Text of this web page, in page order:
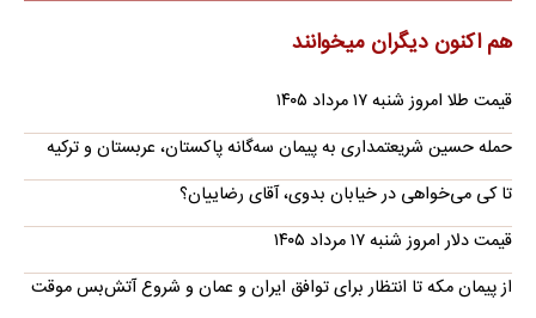
هم اکنون دیگران میخوانند
قیمت طلا امروز شنبه ۱۷ مرداد ۱۴۰۵
حمله حسین شریعتمداری به پیمان سه‌گانه پاکستان، عربستان و ترکیه
تا کی می‌خواهی در خیابان بدوی، آقای رضاییان؟
قیمت دلار امروز شنبه ۱۷ مرداد ۱۴۰۵
از پیمان مکه تا انتظار برای توافق ایران و عمان و شروع آتش‌بس موقت